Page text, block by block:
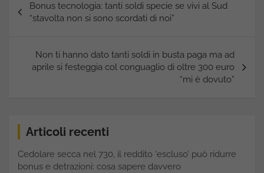
articoli
Bonus tecnologia: tanti soldi specie se vivi al Sud
“stavolta non si sono scordati di noi”
Non ti hanno dato tanti soldi in busta paga ma ad
aprile si festeggia col conguaglio di oltre 300 euro
“mi è dovuto”
Articoli recenti
Cedolare secca nel 730, il reddito ‘escluso’ può ridurre
bonus e detrazioni: cosa sapere davvero